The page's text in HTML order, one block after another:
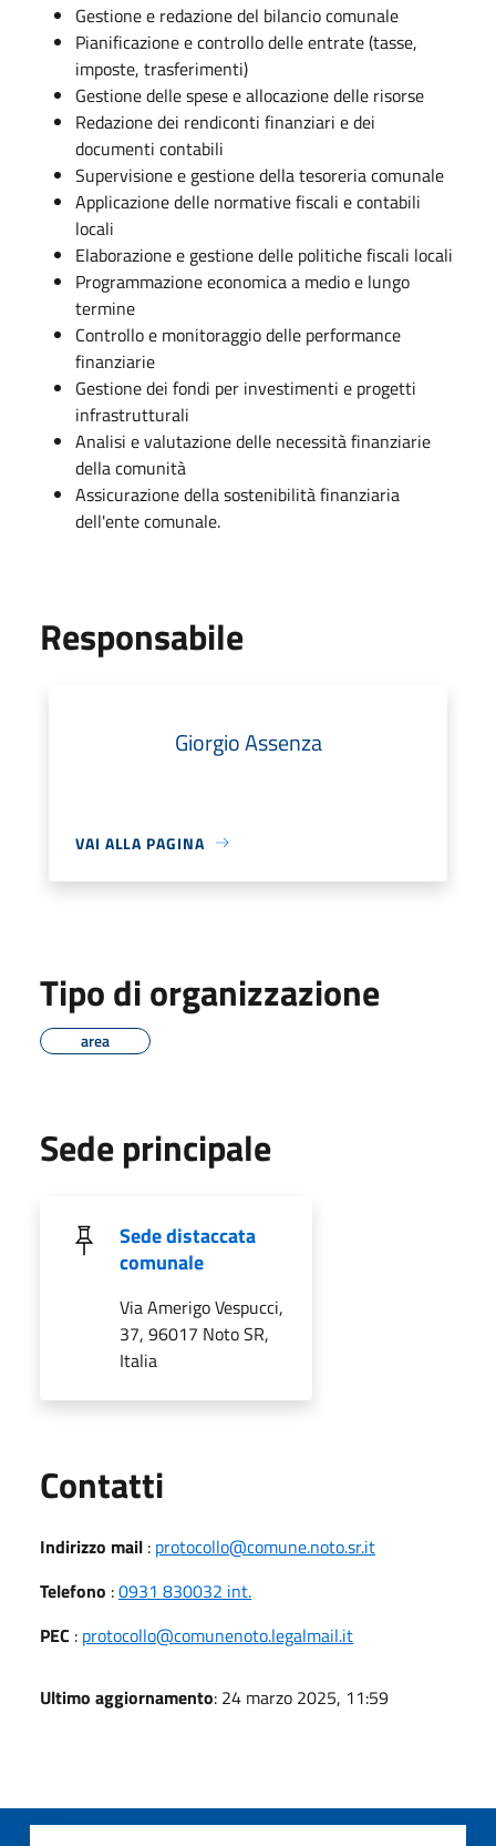
Gestione e redazione del bilancio comunale
Pianificazione e controllo delle entrate (tasse,
imposte, trasferimenti)
Gestione delle spese e allocazione delle risorse
Redazione dei rendiconti finanziari e dei
documenti contabili
Supervisione e gestione della tesoreria comunale
Applicazione delle normative fiscali e contabili
locali
Elaborazione e gestione delle politiche fiscali locali
Programmazione economica a medio e lungo
termine
Controllo e monitoraggio delle performance
finanziarie
Gestione dei fondi per investimenti e progetti
infrastrutturali
Analisi e valutazione delle necessità finanziarie
della comunità
Assicurazione della sostenibilità finanziaria
dell'ente comunale.
Responsabile
Giorgio Assenza
VAI ALLA PAGINA
Tipo di organizzazione
area
Sede principale
Sede distaccata
comunale
Via Amerigo Vespucci,
37, 96017 Noto SR,
Italia
Contatti
Indirizzo mail : protocollo@comune.noto.sr.it
Telefono :0931 830032 int.
PEC : protocollo@comunenoto.legalmail.it
Ultimo aggiornamento: 24 marzo 2025, 11:59